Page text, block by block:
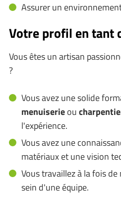
Assurer un
Votre profil en tant
Vous êtes un artisan
?
Vous avez une solide
menuiserieou
l'expérience.
Vous avez une
matériaux et une vision
Vous travaillez à la fois
sein d'une équipe.